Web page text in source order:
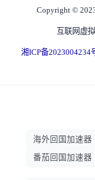
Copyright ©
互联网虚
湘ICP备2023004234
海外回国加速器
番茄回国加速器